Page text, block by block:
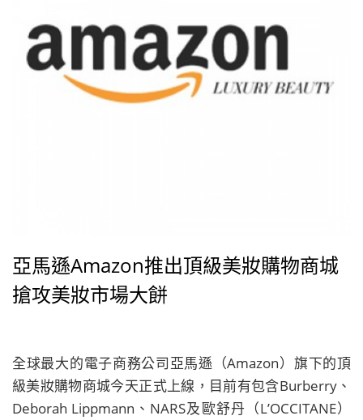
亞馬遜Amazon推出頂級美妝購物商城
搶攻美妝市場大餅
全球最大的電子商務公司亞馬遜（Amazon）旗下的頂
級美妝購物商城今天正式上線，目前有包含Burberry、
Deborah Lippmann、NARS及歐舒丹（L’OCCITANE）